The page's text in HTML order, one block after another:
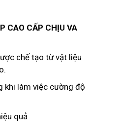
CAO CẤP CHỊU VA
chế tạo từ vật liệu
khi làm việc cường độ
quả